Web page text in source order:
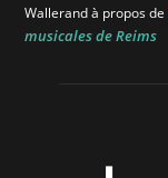
Wallerandà propos de
musicales de Reims